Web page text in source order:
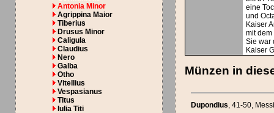
Antonia Minor
Agrippina Maior
Tiberius
Drusus Minor
Caligula
Claudius
Nero
Galba
Otho
Vitellius
Vespasianus
Titus
Iulia Titi
eine
und
Kaiser
mit
Sie war
Kaiser
Münzen in
Dupondius, 41-50,